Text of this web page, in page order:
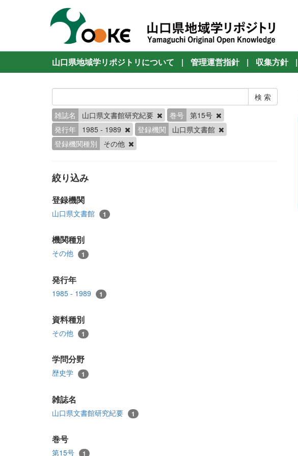
山口県地域学リポジトリについて | 管理運営指針 | 収集方針 |
雑誌名 山口県文書館研究紀要 巻号 第15号
発行年
1985 - 1989 登録機関
山口県文書館
登録機関種別
その他
絞り込み
登録機関
山口県文書館 1
機関種別
その他 1
発行年
1985 - 1989 1
資料種別
その他 1
学問分野
歴史学 1
雑誌名
山口県文書館研究紀要 1
巻号
第15号 1